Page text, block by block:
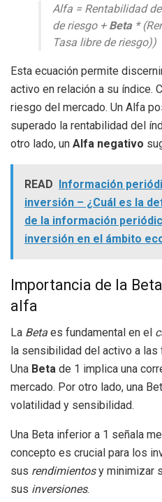
Alfa = Rentabilidad
de riesgo + Beta*
Tasa libre de riesgo))
Esta ecuación permite
activo en relación a su índice.
riesgo del mercado. Un Alfa
superado la rentabilidad del
otro lado, un Alfa negativo
READ Información
inversión – ¿Cuál es la
de la información
inversión en el ámbito
Importancia de la
alfa
La Beta es fundamental en el
la sensibilidad del activo a
Una Beta de 1 implica una
mercado. Por otro lado, una
volatilidad y sensibilidad.
Una Beta inferior a 1 señala
concepto es crucial para los
sus rendimientosy minimizar
sus inversiones.